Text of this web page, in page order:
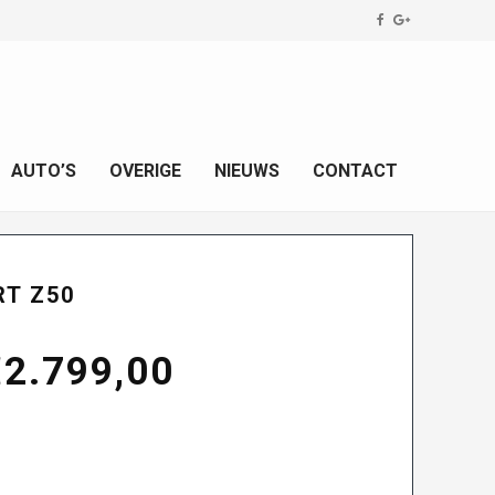
AUTO’S OVERIGE NIEUWS CONTACT
Z50
2.799,00